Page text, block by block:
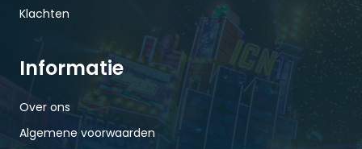
Klachten
Informatie
Over ons
Algemene voorwaarden